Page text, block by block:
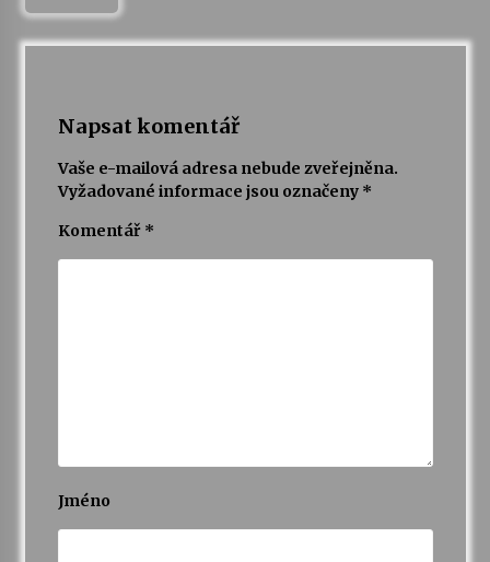
Napsat komentář
Vaše e-mailová adresa nebude zveřejněna.
Vyžadované informace jsou označeny *
Komentář *
Jméno